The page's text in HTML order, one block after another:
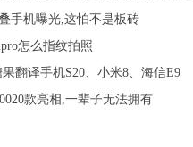
手机曝光,这怕不是板砖
怎么指纹拍照
果翻译手机S20、小米8、海信E9
款亮相,一辈子无法拥有